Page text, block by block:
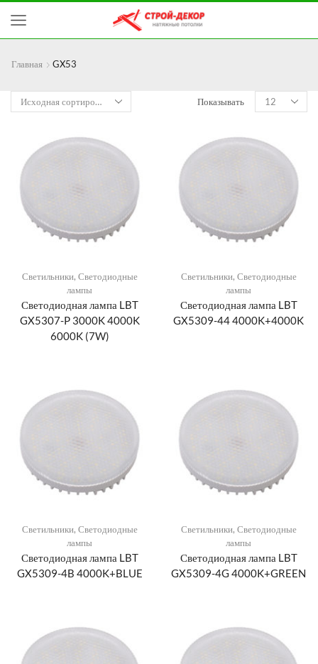
Главная GX53
Показывать
Светильники, Светодиодные
лампы
Светодиодная лампа LBT
GX5307-P 3000K 4000K
6000K (7W)
Светильники, Светодиодные
лампы
Светодиодная лампа LBT
GX5309-44 4000K+4000K
Светильники, Светодиодные
лампы
Светодиодная лампа LBT
GX5309-4B 4000K+BLUE
Светильники, Светодиодные
лампы
Светодиодная лампа LBT
GX5309-4G 4000K+GREEN